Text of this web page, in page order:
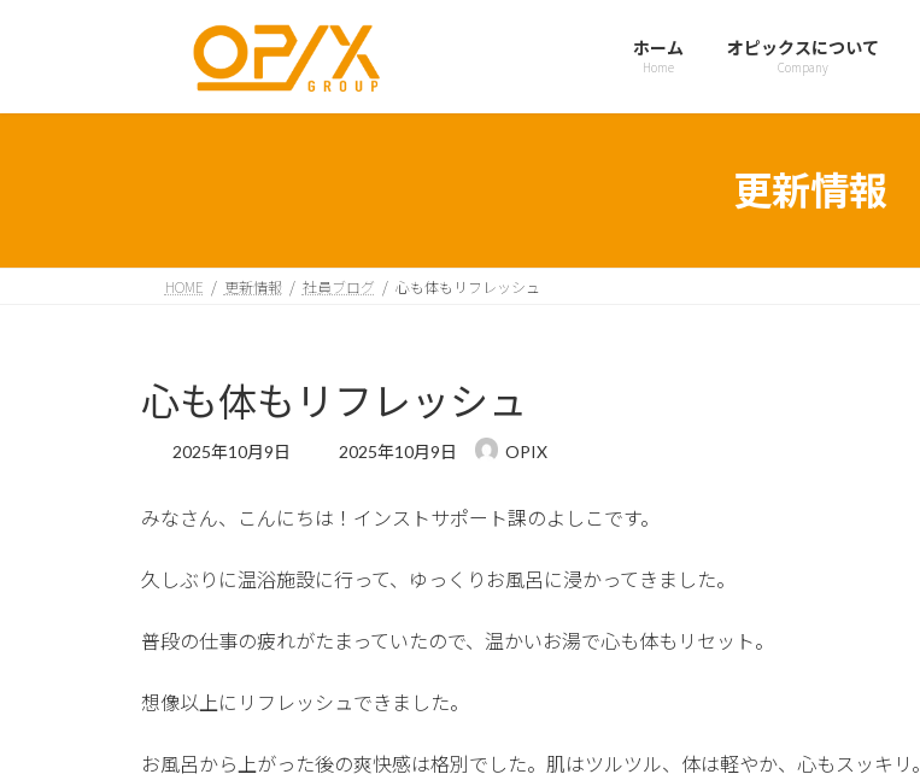
プ
動
ホーム
Home
オピックスについて
Company
更新情報
HOME 更新情報 社員ブログ 心も体もリフレッシュ
心も体もリフレッシュ
2025年10月9日
最
新
時
:
2025年10月9日 OPIX
みなさん、こんにちは！インストサポート課のよしこです。
久しぶりに温浴施設に行って、ゆっくりお風呂に浸かってきました。
普段の仕事の疲れがたまっていたので、温かいお湯で心も体もリセット。
想像以上にリフレッシュできました。
お風呂から上がった後の爽快感は格別でした。肌はツルツル、体は軽やか、心もスッキリ。